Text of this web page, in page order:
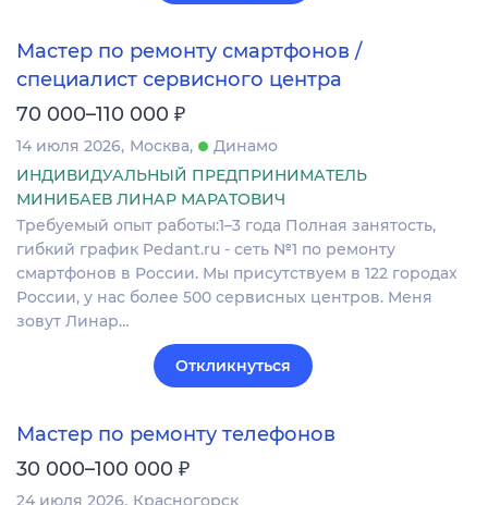
Мастер по ремонту смартфонов /
специалист сервисного центра
70 000–110 000 ₽
14 июля 2026 Москва
Динамо
ИНДИВИДУАЛЬНЫЙ ПРЕДПРИНИМАТЕЛЬ
МИНИБАЕВ ЛИНАР МАРАТОВИЧ
Требуемый опыт работы:1–3 года Полная занятость,
гибкий график Pedant.ru - сеть №1 по ремонту
смартфонов в России. Мы присутствуем в 122 городах
России, у нас более 500 сервисных центров. Меня
зовут Линар…
Откликнуться
Мастер по ремонту телефонов
30 000–100 000 ₽
24 июля 2026 Красногорск